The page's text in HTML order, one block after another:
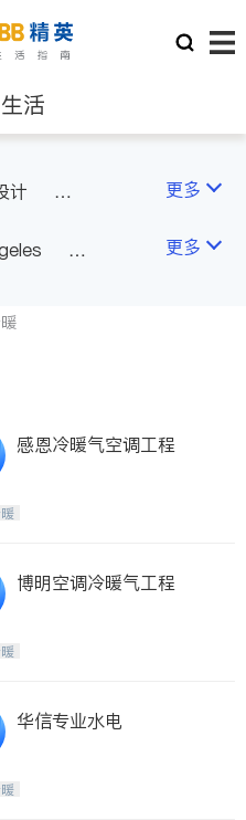
生活
租售
计师
利组织
计
板建材
更多
Hacienda H
更多
感恩冷暖气空调工程
博明空调冷暖气工程
华信专业水电